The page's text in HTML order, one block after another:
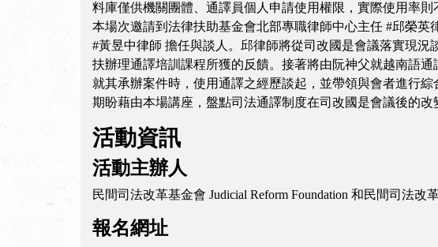
料庫僅供機關團體、通譯員個人申請使用權限，實際使用率則
本場次邀請到法律扶助基金會北部專職律師中心主任 #邱榮
#黃昱中律師 擔任與談人。邱律師將從司改國是會議落實現
扶辦理通譯培訓課程所獲的反饋。接著將由阮神父就越南語
就其承辦案件時，使用通譯之經歷談起，並帶領與會者進行綜
期盼藉由本場講座，盤點司法通譯制度在司改國是會議後的
活動資訊
活動主辦人
民間司法改革基金會 Judicial Reform Foundation 和民間司法改
報名網址